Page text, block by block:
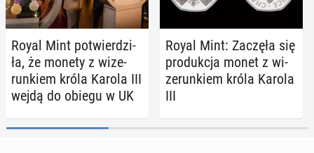
Royal Mint po­twier­dzi­
ła, że monety z wi­ze­
run­kiem króla Karola III
wejdą do obiegu w UK
Royal Mint: Zaczęła się
pro­duk­cja monet z wi­
ze­run­kiem króla Karola
III